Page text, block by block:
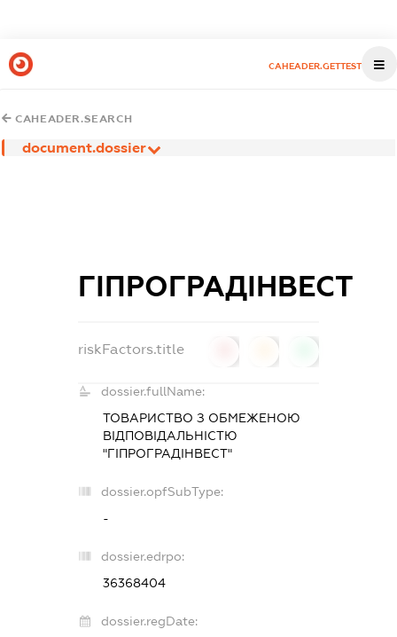
CAHEADER.GETTEST
CAHEADER.SEARCH
document.dossier
ГІПРОГРАДІНВЕСТ
riskFactors.title
dossier.fullName:
ТОВАРИСТВО З ОБМЕЖЕНОЮ
ВІДПОВІДАЛЬНІСТЮ
"ГІПРОГРАДІНВЕСТ"
dossier.opfSubType:
-
dossier.edrpo:
36368404
dossier.regDate: